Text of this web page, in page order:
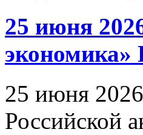
25 июня
25 июня
Российской